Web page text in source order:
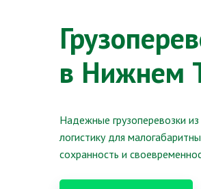
в Нижнем
Надежные грузоперевозки
логистику для
сохранность и